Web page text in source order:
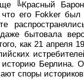
╚Красный
что его Fokker
бытовала
как 21 апреля
Берлина.
споры